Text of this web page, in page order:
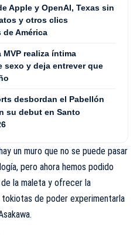
Apple y OpenAI, Texas sin
y otros clics
América
MVP realiza íntima
sexo y deja entrever que
desbordan el Pabellón
su debut en Santo
un muro que no se puede pasar
pero ahora hemos podido
la maleta y ofrecer la
de poder experimentarla